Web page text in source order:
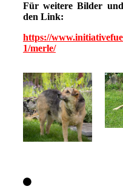
Für weitere Bilder
den Link:
https://
1/merle/